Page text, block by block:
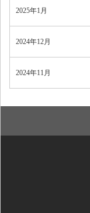
2025年1月
2024年12月
2024年11月